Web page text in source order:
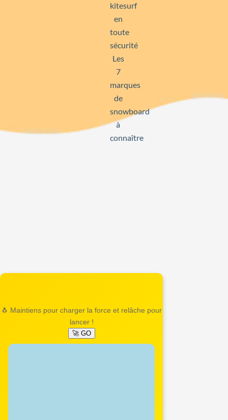
kitesurf
en
toute
sécurité
Les
7
marques
de
snowboard
à
connaître
🐧 Maintiens pour charger la force et relâche pour
lancer !
🚀 GO